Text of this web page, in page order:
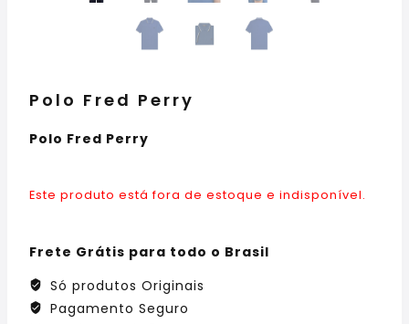
Polo Fred Perry
Polo Fred Perry
Este produto está fora de estoque e indisponível.
Frete Grátis para todo o Brasil
Só produtos Originais
Pagamento Seguro